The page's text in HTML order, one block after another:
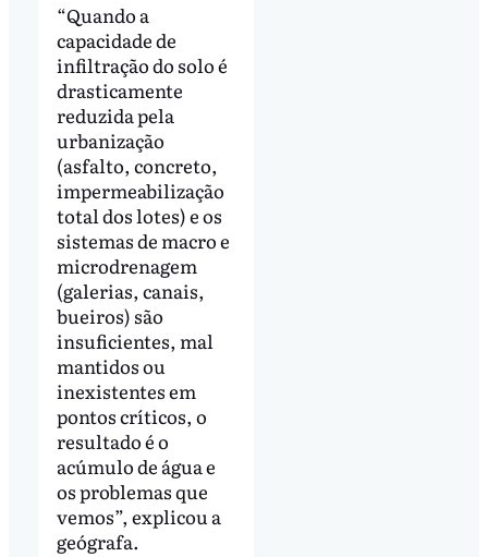
“Quando a
capacidade de
infiltração do solo é
drasticamente
reduzida pela
urbanização
(asfalto, concreto,
impermeabilização
total dos lotes) e os
sistemas de macro e
microdrenagem
(galerias, canais,
bueiros) são
insuficientes, mal
mantidos ou
inexistentes em
pontos críticos, o
resultado é o
acúmulo de água e
os problemas que
vemos”, explicou a
geógrafa.